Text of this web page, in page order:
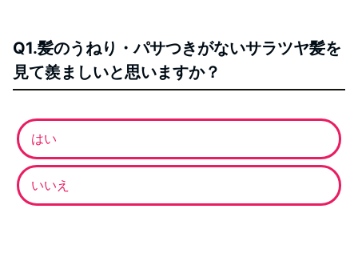
Q1.髪のうねり・パサつきがないサラツヤ髪を
見て羨ましいと思いますか？
はい
いいえ